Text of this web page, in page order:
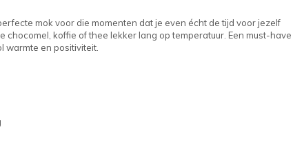
mok voor die momenten dat je even écht de tijd voor jezelf
chocomel, koffie of thee lekker lang op temperatuur. Een must-have
warmte en positiviteit.